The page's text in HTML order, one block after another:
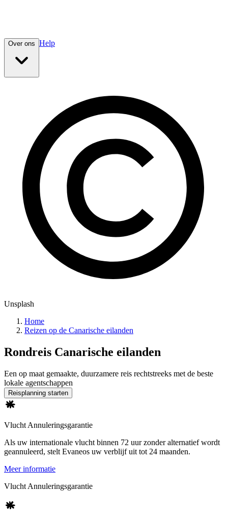
Over ons Help
Unsplash
Home
Reizen op de Canarische eilanden
Rondreis Canarische eilanden
Een op maat gemaakte, duurzamere reis rechtstreeks met de beste
lokale agentschappen
Reisplanning starten
Vlucht Annuleringsgarantie
Als uw internationale vlucht binnen 72 uur zonder alternatief wordt
geannuleerd, stelt Evaneos uw verblijf uit tot 24 maanden.
Meer informatie
Vlucht Annuleringsgarantie